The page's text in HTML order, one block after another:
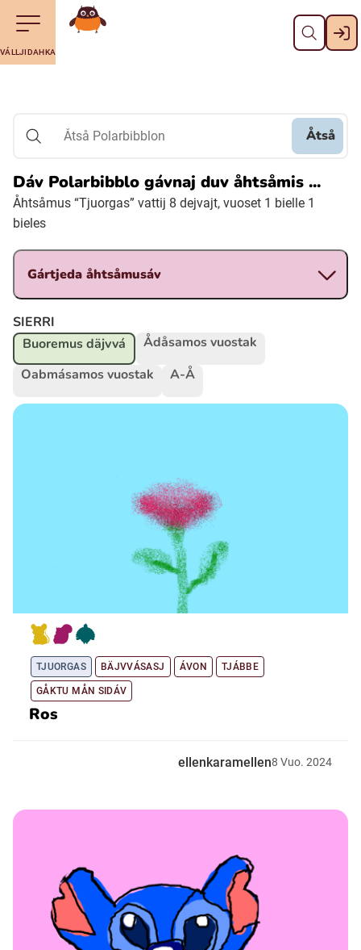
Till navigering av sidans innehåll
Till övergripande innehåll för webbplatsen Dahpa
Julevsámegiella (Lulesamiska)
Åarjelsaemiengïele (Sydsamiska)
Davvisámegiella (Nordsamiska)
Bidumsámegiella (Pitesamiska)
Ubmejesámiengiälla (Umesamiska)
Resanderomani (Romska)
Lovari (Romska)
VÁLLJIDAHKA
Maná álggobälláj
Åtså Polarbibblon
Åtså
Dáv Polarbibblo gávnaj duv åhtsåmis ...
Åhtsåmus “Tjuorgas” vattij 8 dejvajt, vuoset 1 bielle 1
bieles
Gártjeda åhtsåmusáv
SIERRI
Buoremus däjvvá
Ådåsamos vuostak
Oabmásamos vuostak
A-Å
TJUORGAS BÄJVVÁSASJ ÁVON TJÁBBE
GÅKTU MÅN SIDÁV
Ros
ellenkaramellen8 Vuo. 2024